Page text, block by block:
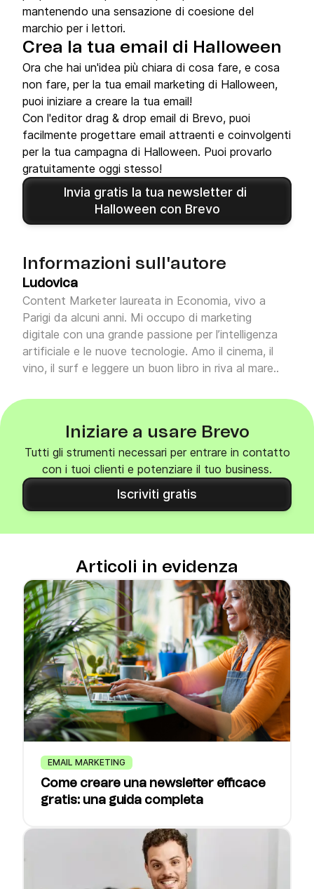
mantenendo una sensazione di coesione del
marchio per i lettori.
Crea la tua email di Halloween
Ora che hai un'idea più chiara di cosa fare, e cosa
non fare, per la tua email marketing di Halloween,
puoi iniziare a creare la tua email!
Con l'editor drag & drop email di Brevo, puoi
facilmente progettare email attraenti e coinvolgenti
per la tua campagna di Halloween. Puoi provarlo
gratuitamente oggi stesso!
Invia gratis la tua newsletter di
Halloween con Brevo
Informazioni sull'autore
Ludovica
Content Marketer laureata in Economia, vivo a
Parigi da alcuni anni. Mi occupo di marketing
digitale con una grande passione per l’intelligenza
artificiale e le nuove tecnologie. Amo il cinema, il
vino, il surf e leggere un buon libro in riva al mare..
Iniziare a usare Brevo
Tutti gli strumenti necessari per entrare in contatto
con i tuoi clienti e potenziare il tuo business.
Iscriviti gratis
Articoli in evidenza
EMAIL MARKETING
Come creare una newsletter efficace
gratis: una guida completa